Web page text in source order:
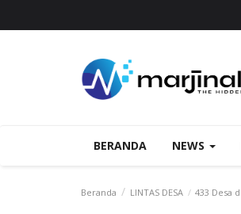
BERANDA NEWS
Beranda LINTAS DESA 433 Desa